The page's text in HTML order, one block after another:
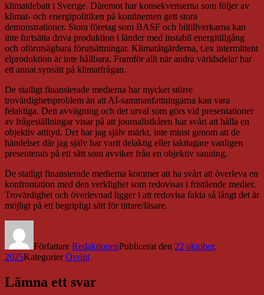
klimatdebatt i Sverige. Däremot har konsekvenserna som följer av
klimat- och energipolitiken på kontinenten gett stora
demonstrationer. Stora företag som BASF och biltillverkarna kan
inte fortsätta driva produktion i länder med instabil energitillgång
och oförutsägbara förutsättningar. Klimatåtgärderna, t.ex intermittent
elproduktion är inte hållbara. Framför allt när andra världsdelar har
ett annat synsätt på klimatfrågan.
De statligt finansierade medierna har mycket större
trovärdighetsproblem än att AI-sammanfattningarna kan vara
felaktiga. Den avvägning och det urval som görs vid presentationer
av frågeställningar visar på att journalistkåren har svårt att hålla en
objektiv attityd. Det har jag själv märkt, inte minst genom att de
händelser där jag själv har varit delaktig eller iakttagare vanligen
presenterats på ett sätt som avviker från en objektiv sanning.
De statligt finansierade medierna kommer att ha svårt att överleva en
konfrontation med den verklighet som redovisas i fristående medier.
Trovärdighet och överlevnad ligger i att redovisa fakta så långt det är
möjligt på ett begripligt sätt för tittare/läsare.
Författare RedaktionenPublicerat den 22 oktober,
2025KategorierÖvrigt
Lämna ett svar